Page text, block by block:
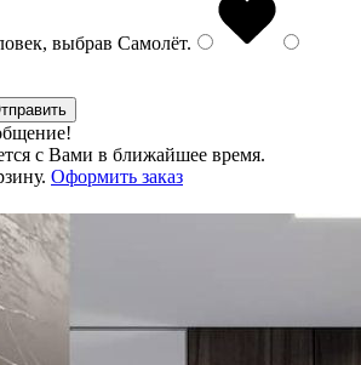
выбрав Самолёт.
с Вами в ближайшее время.
Оформить заказ